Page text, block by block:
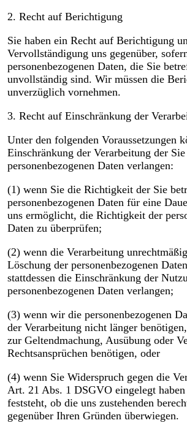
2. Recht auf Berichtigung
Sie haben ein Recht auf Berichtigung
Vervollständigung uns gegenüber,
personenbezogenen Daten, die Sie
unvollständig sind. Wir müssen die
unverzüglich vornehmen.
3. Recht auf Einschränkung der
Unter den folgenden Voraussetzungen
Einschränkung der Verarbeitung der
personenbezogenen Daten verlangen:
(1) wenn Sie die Richtigkeit der Sie
personenbezogenen Daten für eine
uns ermöglicht, die Richtigkeit der
Daten zu überprüfen;
(2) wenn die Verarbeitung
Löschung der personenbezogenen
stattdessen die Einschränkung der
personenbezogenen Daten verlangen;
(3) wenn wir die personenbezogenen
der Verarbeitung nicht länger
zur Geltendmachung, Ausübung oder
Rechtsansprüchen benötigen, oder
(4) wenn Sie Widerspruch gegen die
Art. 21 Abs. 1 DSGVO eingelegt
feststeht, ob die uns zustehenden
gegenüber Ihren Gründen überwiegen.